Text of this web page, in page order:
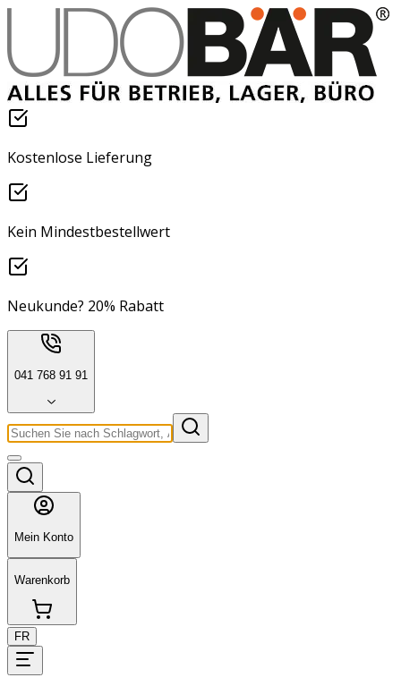
Kostenlose Lieferung
Kein Mindestbestellwert
Neukunde? 20% Rabatt
041 768 91 91
Mein Konto
Warenkorb
FR